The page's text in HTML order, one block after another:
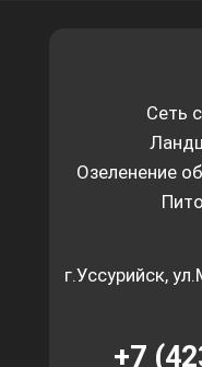
Сеть
Озеленение
г.Уссурийск,
+7